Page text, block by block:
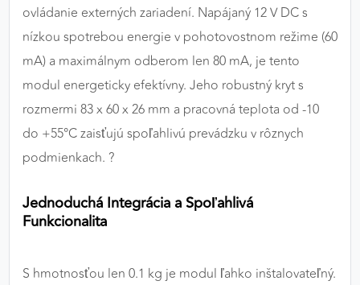
ovládanie externých zariadení. Napájaný 12 V DC s
nízkou spotrebou energie v pohotovostnom režime (60
mA) a maximálnym odberom len 80 mA, je tento
modul energeticky efektívny. Jeho robustný kryt s
rozmermi 83 x 60 x 26 mm a pracovná teplota od -10
do +55°C zaisťujú spoľahlivú prevádzku v rôznych
podmienkach. ?
Jednoduchá Integrácia a Spoľahlivá
Funkcionalita
S hmotnosťou len 0.1 kg je modul ľahko inštalovateľný.